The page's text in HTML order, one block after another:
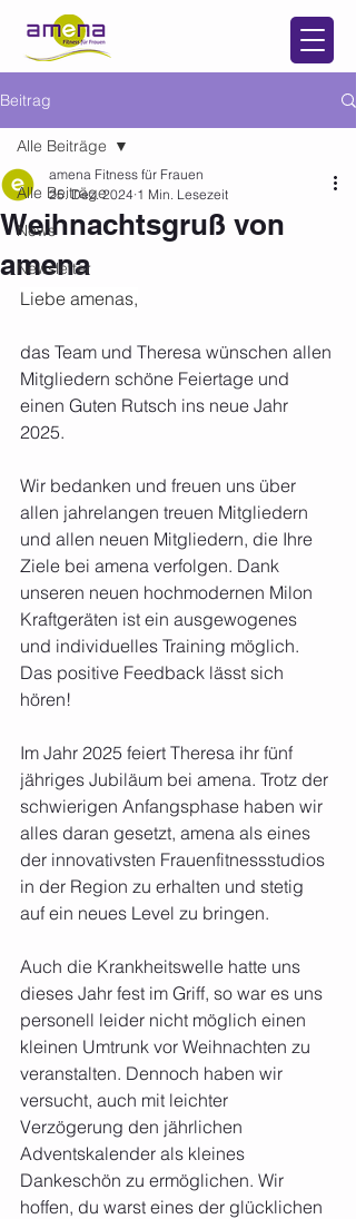
Beitrag
Alle Beiträge
News
Newsletter
Alle Beiträge
Weihnachtsgruß von
amena
amena Fitness für Frauen
25. Dez. 2024 1 Min. Lesezeit
Liebe amenas,
das Team und Theresa wünschen allen
Mitgliedern schöne Feiertage und
einen Guten Rutsch ins neue Jahr
2025.
Wir bedanken und freuen uns über
allen jahrelangen treuen Mitgliedern
und allen neuen Mitgliedern, die Ihre
Ziele bei amena verfolgen. Dank
unseren neuen hochmodernen Milon
Kraftgeräten ist ein ausgewogenes
und individuelles Training möglich.
Das positive Feedback lässt sich
hören!
Im Jahr 2025 feiert Theresa ihr fünf
jähriges Jubiläum bei amena. Trotz der
schwierigen Anfangsphase haben wir
alles daran gesetzt, amena als eines
der innovativsten Frauenfitnessstudios
in der Region zu erhalten und stetig
auf ein neues Level zu bringen.
Auch die Krankheitswelle hatte uns
dieses Jahr fest im Griff, so war es uns
personell leider nicht möglich einen
kleinen Umtrunk vor Weihnachten zu
veranstalten. Dennoch haben wir
versucht, auch mit leichter
Verzögerung den jährlichen
Adventskalender als kleines
Dankeschön zu ermöglichen. Wir
hoffen, du warst eines der glücklichen